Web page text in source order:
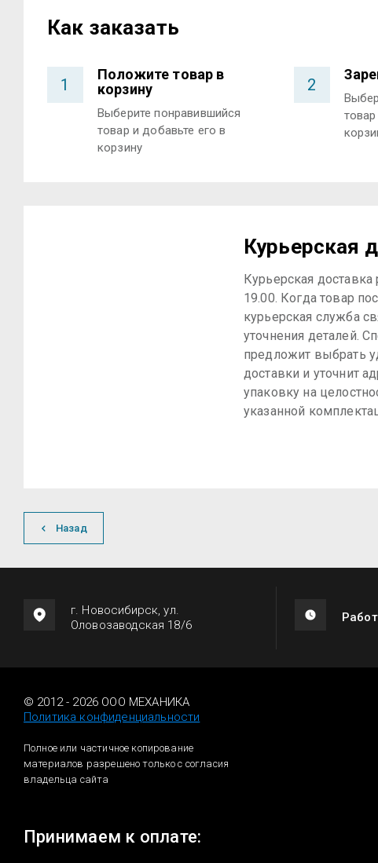
Как заказать
1
Положите товар в
корзину
Выберите понравившийся
товар и добавьте его в
корзину
2
Курьерская
Курьерская доставка
19.00. Когда товар
курьерская служба
уточнения деталей.
предложит выбрать
доставки и уточнит
упаковку на
указанной
Назад
г. Новосибирск, ул.
Оловозаводская 18/6
© 2012 - 2026 ООО МЕХАНИКА
Политика конфиденциальности
Полное или частичное копирование
материалов разрешено только с согласия
владельца сайта
Принимаем к оплате: